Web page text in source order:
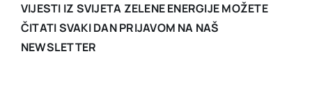
VIJESTI IZ SVIJETA ZELENE ENERGIJE MOŽETE
ČITATI SVAKI DAN PRIJAVOM NA NAŠ
NEWSLETTER